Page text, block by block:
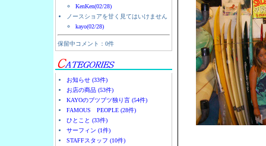
KenKen(02/28)
ノースショアを甘く見てはいけません
kayo(02/28)
保留中コメント：0件
お知らせ (33件)
お店の商品 (53件)
KAYOのブツブツ独り言 (54件)
FAMOUS PEOPLE (28件)
ひとこと (33件)
サーフィン (1件)
STAFFスタッフ (10件)